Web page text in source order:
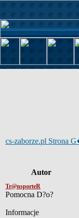
cs-zaborze.pl Strona
Autor
Tr@nsporteR
Pomocna D?o?
Informacje